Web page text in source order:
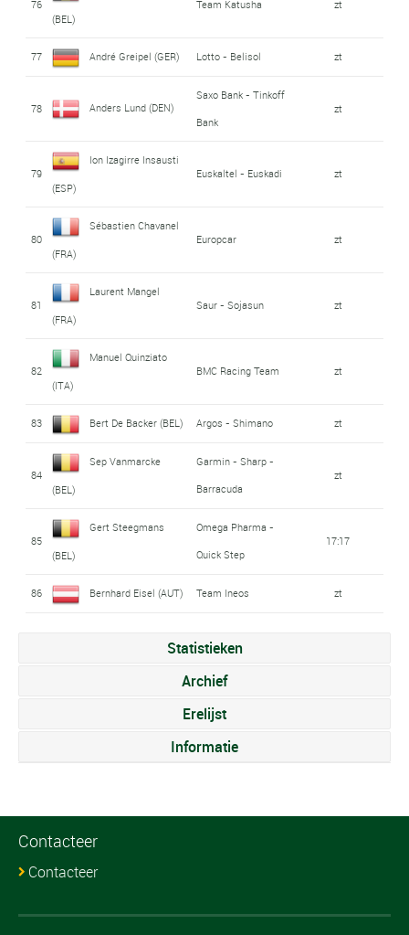
76
(BEL)
Team Katusha zt
77 André Greipel (GER) Lotto - Belisol zt
78 Anders Lund (DEN)
Saxo Bank - Tinkoff
Bank
zt
79
Ion Izagirre Insausti
(ESP)
Euskaltel - Euskadi zt
80
Sébastien Chavanel
(FRA)
Europcar zt
81
Laurent Mangel
(FRA)
Saur - Sojasun zt
82
Manuel Quinziato
(ITA)
BMC Racing Team zt
83 Bert De Backer (BEL) Argos - Shimano zt
84
Sep Vanmarcke
(BEL)
Garmin - Sharp -
Barracuda
zt
85
Gert Steegmans
(BEL)
Omega Pharma -
Quick Step
17:17
86 Bernhard Eisel (AUT) Team Ineos zt
Statistieken
Archief
Erelijst
Informatie
Contacteer
Contacteer